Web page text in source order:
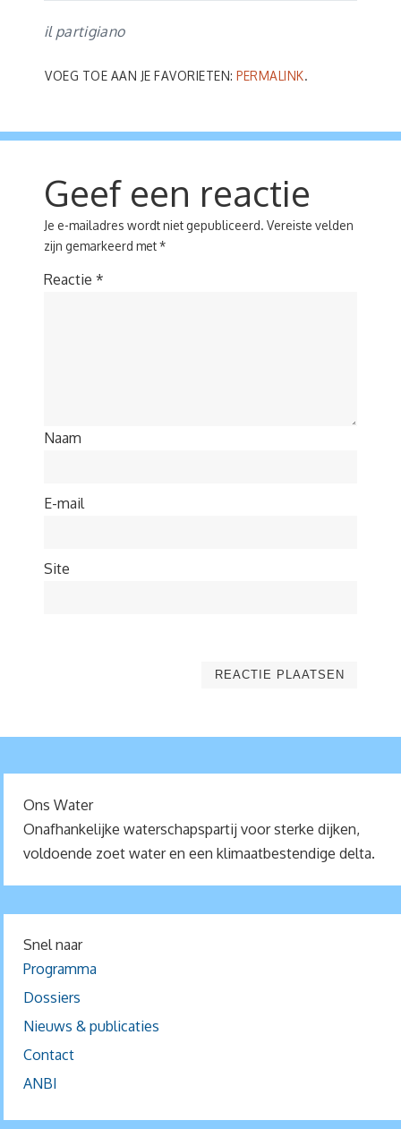
il partigiano
VOEG TOE AAN JE FAVORIETEN: PERMALINK.
Geef een reactie
Je e-mailadres wordt niet gepubliceerd. Vereiste velden
zijn gemarkeerd met*
Reactie *
Naam
E-mail
Site
Ons Water
Onafhankelijke waterschapspartij voor sterke dijken,
voldoende zoet water en een klimaatbestendige delta.
Snel naar
Programma
Dossiers
Nieuws & publicaties
Contact
ANBI